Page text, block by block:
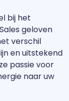
bij het
geloven
verschil
en uitstekend
passie voor
naar uw